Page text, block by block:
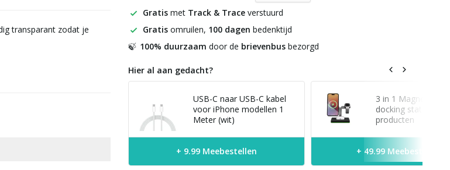
transparant zodat je
Gratismet Track & Traceverstuurd
Gratisomruilen, 100 dagen bedenktijd
🍃 100% duurzaam door de brievenbusbezorgd
Hier al aan gedacht?
USB-C naar USB-C kabel
voor iPhone modellen 1
Meter (wit)
+ 9.99 Meebestellen
3 in 1 Magnetische
docking station
producten
+ 49.99 Meebestellen